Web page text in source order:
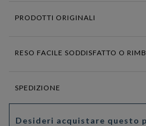
PRODOTTI ORIGINALI
RESO FACILE SODDISFATTO O
SPEDIZIONE
Desideri acquistare questo